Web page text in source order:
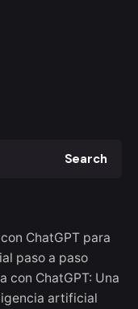
Search
ChatGPT para
paso a paso
con ChatGPT: Una
artificial